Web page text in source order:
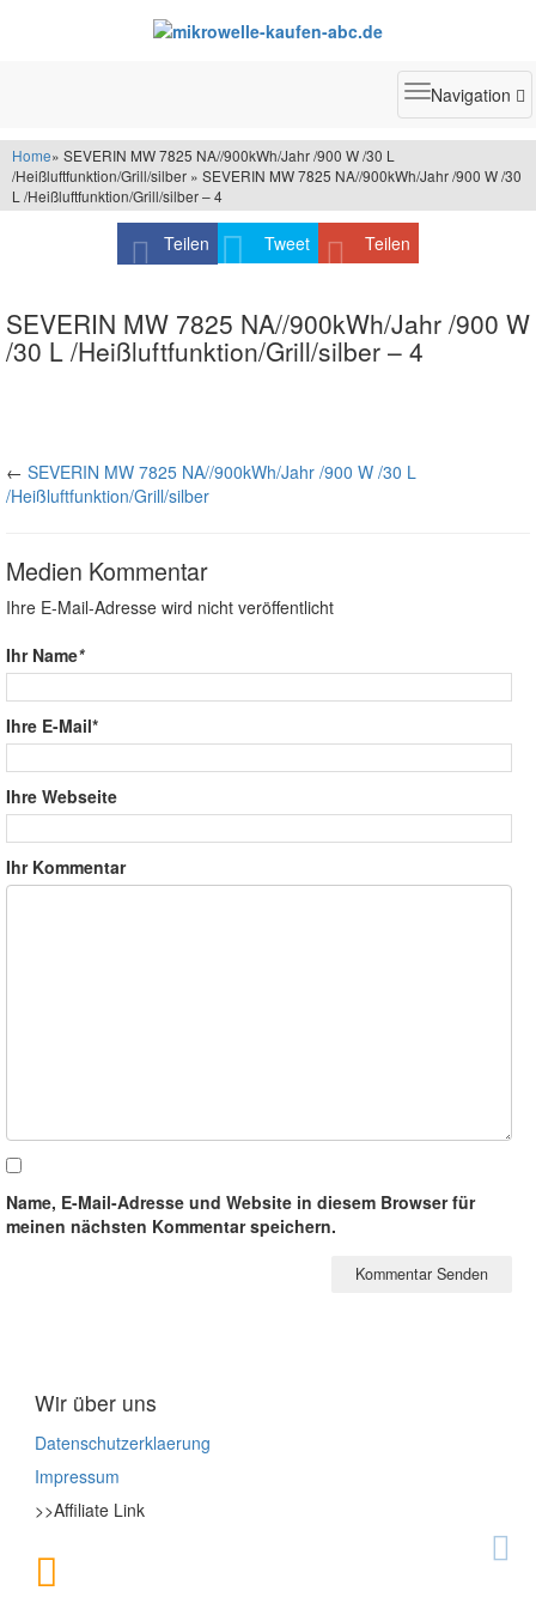
Toggle
Navigation
Home» SEVERIN MW 7825 NA//900kWh/Jahr /900 W /30 L
/Heißluftfunktion/Grill/silber » SEVERIN MW 7825 NA//900kWh/Jahr /900 W /30
L /Heißluftfunktion/Grill/silber – 4
Teilen Tweet Teilen
SEVERIN MW 7825 NA//900kWh/Jahr /900 W
/30 L /Heißluftfunktion/Grill/silber – 4
← SEVERIN MW 7825 NA//900kWh/Jahr /900 W /30 L
/Heißluftfunktion/Grill/silber
Medien Kommentar
Ihre E-Mail-Adresse wird nicht veröffentlicht
Ihr Name*
Ihre E-Mail*
Ihre Webseite
Ihr Kommentar
Name, E-Mail-Adresse und Website in diesem Browser für
meinen nächsten Kommentar speichern.
Wir über uns
Datenschutzerklaerung
Impressum
>>Affiliate Link